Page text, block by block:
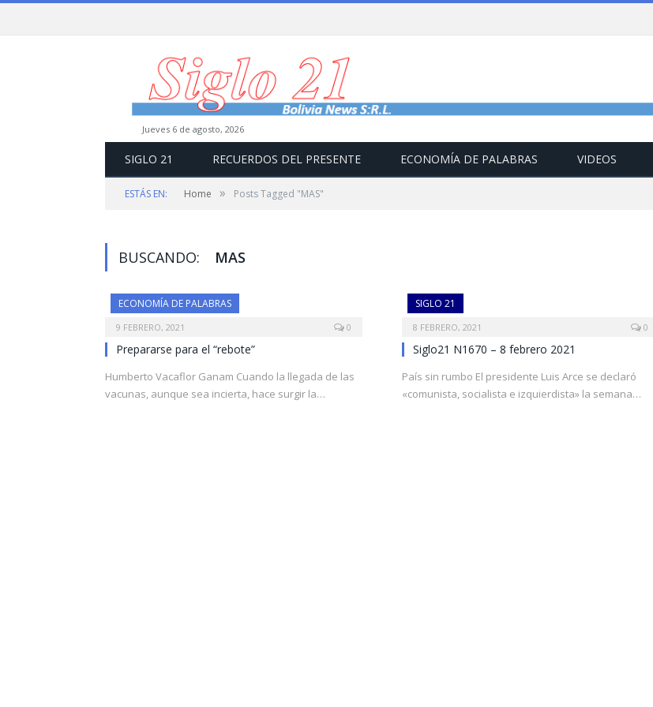
jueves 6 de agosto, 2026
SIGLO 21 RECUERDOS DEL PRESENTE ECONOMÍA DE PALABRAS VIDEOS
ESTÁS EN: Home » Posts Tagged "MAS"
BUSCANDO: MAS
ECONOMÍA DE PALABRAS
9 FEBRERO, 2021 0
Prepararse para el “rebote”
Humberto Vacaflor Ganam Cuando la llegada de las
vacunas, aunque sea incierta, hace surgir la…
SIGLO 21
8 FEBRERO, 2021 0
Siglo21 N1670 – 8 febrero 2021
País sin rumbo El presidente Luis Arce se declaró
«comunista, socialista e izquierdista» la semana…